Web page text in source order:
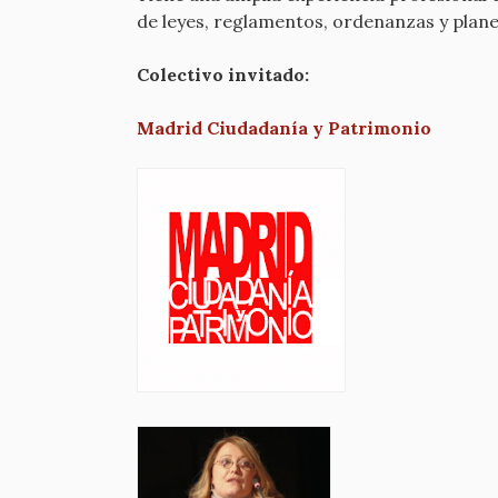
de leyes, reglamentos, ordenanzas y
Colectivo invitado:
Madrid Ciudadanía y Patrimonio